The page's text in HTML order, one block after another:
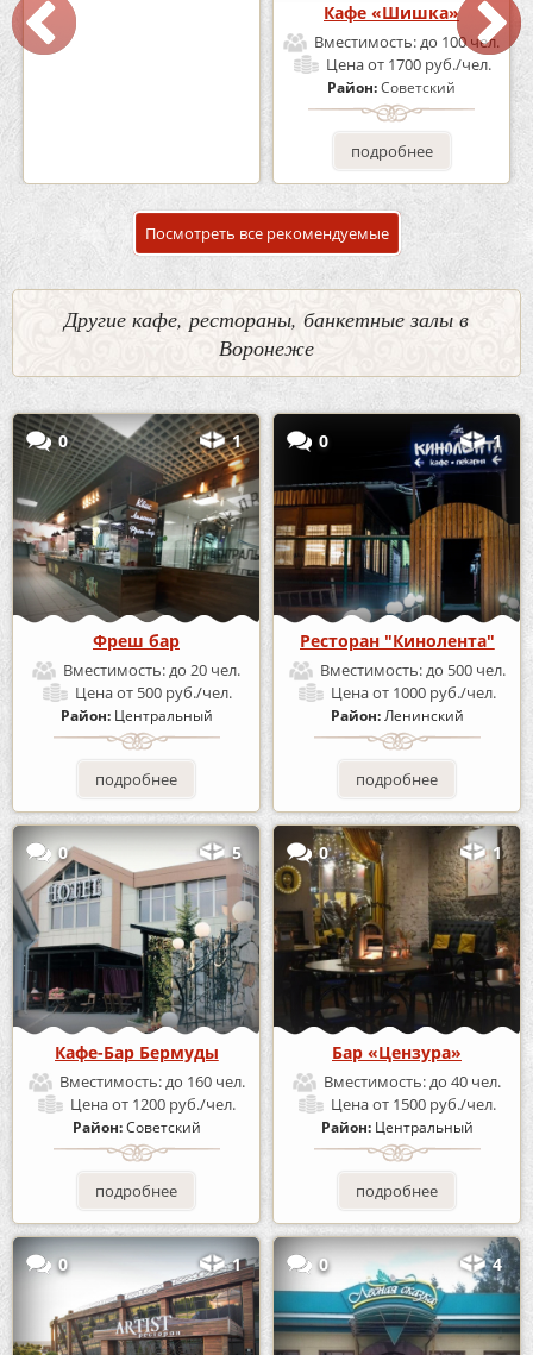
Кафе-Бар Бермуды
Вместимость:
Кафе «Шишка»
Вместимость:до 100 чел.
Ценаот 1700 руб./чел.
Район:Советский
подробнее
Посмотреть все рекомендуемые
Другие кафе, рестораны, банкетные залы в
Воронеже
0 1
Фреш бар
Вместимость:до 20 чел.
Ценаот 500 руб./чел.
Район: Центральный
подробнее
0 1
Ресторан "Кинолента"
Вместимость:до 500 чел.
Ценаот 1000 руб./чел.
Район:Ленинский
подробнее
0 5
Кафе-Бар Бермуды
Вместимость:до 160 чел.
Ценаот 1200 руб./чел.
Район:Советский
подробнее
0 1
Бар «Цензура»
Вместимость:до 40 чел.
Ценаот 1500 руб./чел.
Район: Центральный
подробнее
0 1 0 4